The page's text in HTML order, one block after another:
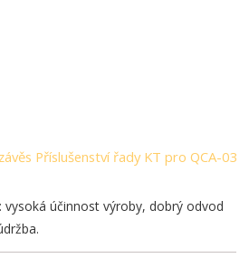
Příslušenství řady KT pro QCA-03-
vysoká účinnost výroby, dobrý odvod